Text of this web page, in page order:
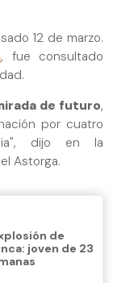
12 de marzo.
, fue consultado
de futuro,
por cuatro
dijo en la
Astorga.
de
joven de 23